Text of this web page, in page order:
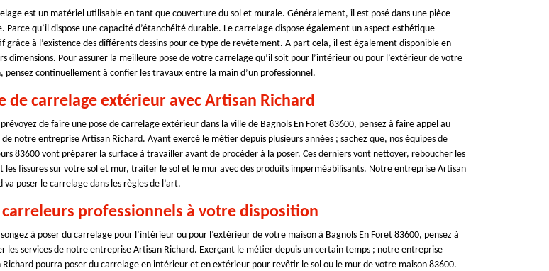
est un matériel utilisable en tant que couverture du sol et murale. Généralement, il est posé dans une pièce
Parce qu’il dispose une capacité d’étanchéité durable. Le carrelage dispose également un aspect esthétique
grâce à l’existence des différents dessins pour ce type de revêtement. A part cela, il est également disponible en
dimensions. Pour assurer la meilleure pose de votre carrelage qu’il soit pour l’intérieur ou pour l’extérieur de votre
pensez continuellement à confier les travaux entre la main d’un professionnel.
de carrelage extérieur avec Artisan Richard
prévoyez de faire une pose de carrelage extérieur dans la ville de Bagnols En Foret 83600, pensez à faire appel au
de notre entreprise Artisan Richard. Ayant exercé le métier depuis plusieurs années ; sachez que, nos équipes de
83600 vont préparer la surface à travailler avant de procéder à la poser. Ces derniers vont nettoyer, reboucher les
les fissures sur votre sol et mur, traiter le sol et le mur avec des produits imperméabilisants. Notre entreprise Artisan
va poser le carrelage dans les règles de l’art.
carreleurs professionnels à votre disposition
songez à poser du carrelage pour l’intérieur ou pour l’extérieur de votre maison à Bagnols En Foret 83600, pensez à
les services de notre entreprise Artisan Richard. Exerçant le métier depuis un certain temps ; notre entreprise
Richard pourra poser du carrelage en intérieur et en extérieur pour revêtir le sol ou le mur de votre maison 83600.